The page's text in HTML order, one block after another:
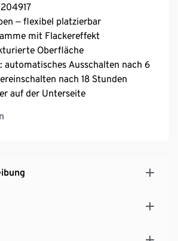
‒ flexibel platzierbar
mit Flackereffekt
Oberfläche
Ausschalten nach 6
nach 18 Stunden
auf der Unterseite